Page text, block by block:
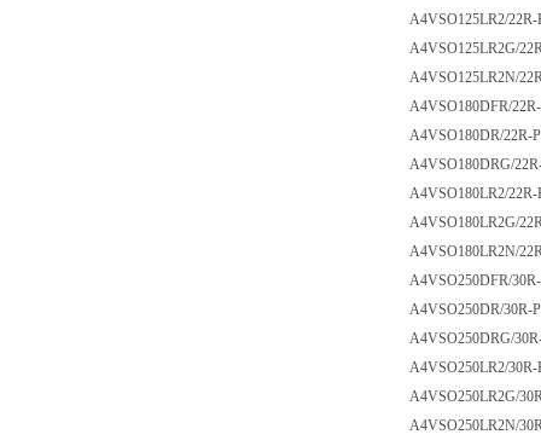
A4VSO125LR2/22R-
A4VSO125LR2G/
A4VSO125LR2N/
A4VSO180DFR/
A4VSO180DR/22R-
A4VSO180DRG/
A4VSO180LR2/22R-
A4VSO180LR2G/
A4VSO180LR2N/
A4VSO250DFR/
A4VSO250DR/30R-
A4VSO250DRG/
A4VSO250LR2/30R-
A4VSO250LR2G/
A4VSO250LR2N/